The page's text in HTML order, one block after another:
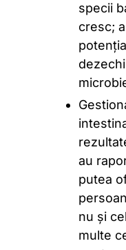
specii
cresc;
au
putea
nu și
multe